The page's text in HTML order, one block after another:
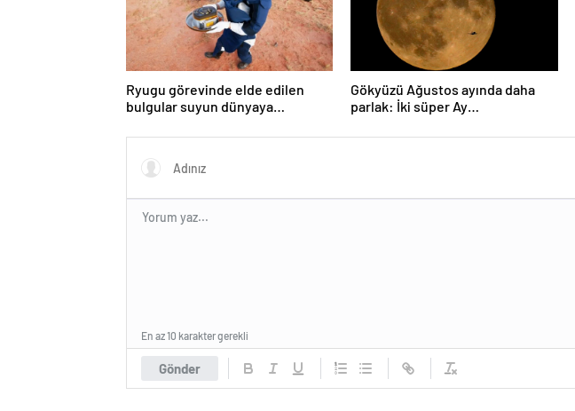
Ryugu görevinde elde edilen
bulgular suyun dünyaya
olabileceğini gösteriyor
Gökyüzü Ağustos ayında daha
parlak: İki süper Ay
Gönder
En az 10 karakter gerekli